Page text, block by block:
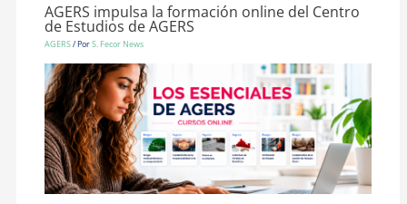
AGERS impulsa la formación online del Centro
de Estudios de AGERS
AGERS/ PorS. Fecor News